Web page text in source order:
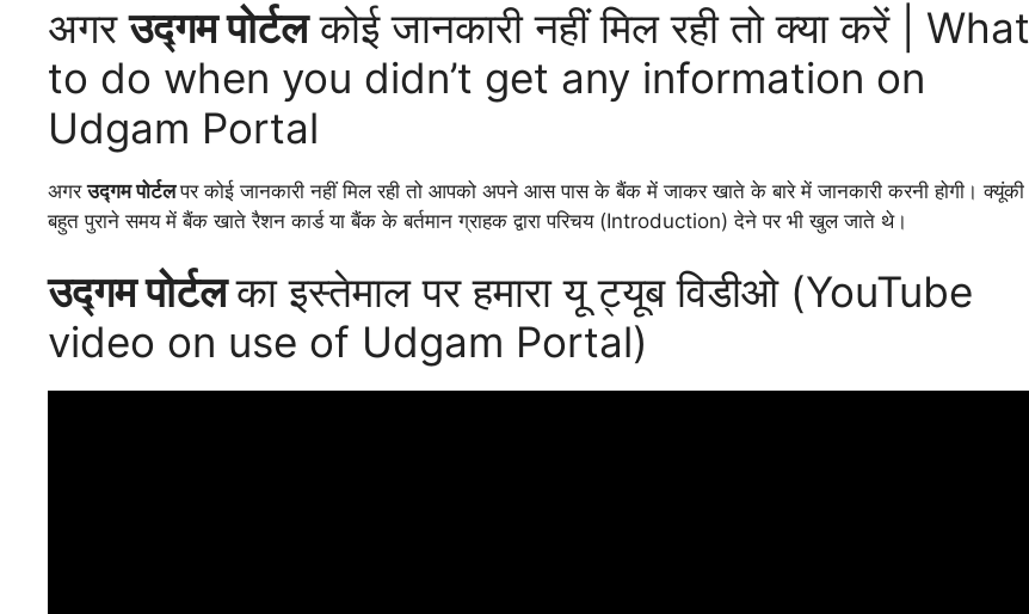
अगरउद्गम पोर्टलकोई जानकारी नहीं मिल रही तो क्या करें | What
to do when you didn’t get any information on
Udgam Portal
अगरउद्गम पोर्टलपर कोई जानकारी नहीं मिल रही तो आपको अपने आस पास के बैंक में जाकर खाते के बारे में जानकारी करनी होगी। क्यूंकी
बहुत पुराने समय में बैंक खाते रैशन कार्ड या बैंक के बर्तमान ग्राहक द्वारा परिचय (Introduction) देने पर भी खुल जाते थे।
उद्गम पोर्टलका इस्तेमाल पर हमारा यू ट्यूब विडीओ (YouTube
video on use of Udgam Portal)